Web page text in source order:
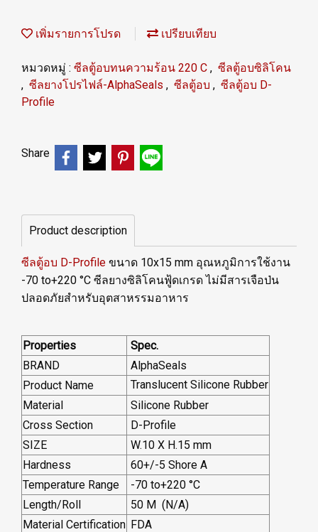
เพิ่มรายการโปรด เปรียบเทียบ
หมวดหมู่ : ซีลตู้อบทนความร้อน 220 C , ซีลตู้อบซิลิโคน
, ซีลยางโปรไฟล์-AlphaSeals , ซีลตู้อบ , ซีลตู้อบ D-
Profile
Share
Product description
ซีลตู้อบ D-Profile ขนาด 10x15 mm อุณหภูมิการใช้งาน
-70 to+220 °C ซีลยางซิลิโคนฟู้ดเกรด ไม่มีสารเจือป่น
ปลอดภัยสำหรับอุตสาหรรมอาหาร
Properties
Spec.
BRAND
AlphaSeals
Product Name
Translucent Silicone Rubber
Material
Silicone Rubber
Cross Section
D-Profile
SIZE
W.10 X H.15 mm
Hardness
60+/-5 Shore A
Temperature Range
-70 to+220 °C
Length/Roll
50 M (N/A)
Material Certification FDA